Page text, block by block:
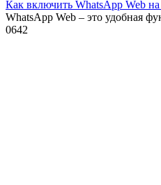
Как включить WhatsApp Web
WhatsApp Web – это удобная
0642